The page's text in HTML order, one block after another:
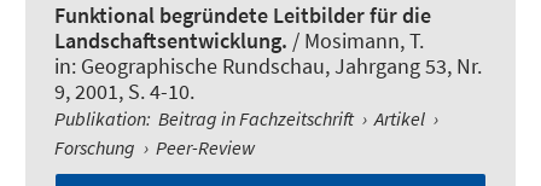
Funktional begründete Leitbilder für die
Landschaftsentwicklung. / Mosimann, T.
in: Geographische Rundschau, Jahrgang 53, Nr.
9, 2001, S. 4-10.
Publikation: Beitrag in Fachzeitschrift › Artikel ›
Forschung › Peer-Review